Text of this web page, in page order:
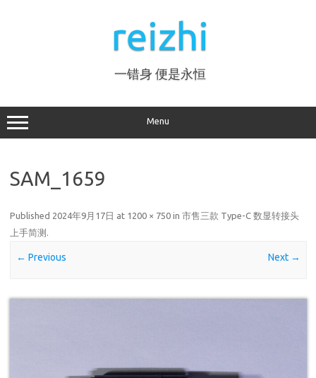
reizhi
一错身 便是永恒
Menu
SAM_1659
Published 2024年9月17日 at 1200 × 750 in 市售三款 Type-C 数显转接头
上手简测 .
← Previous Next →